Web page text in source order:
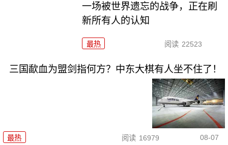
一场被世界遗忘的战争，正在刷
新所有人的认知
最热 阅读 22523
三国歃血为盟剑指何方？中东大棋有人坐不住了！
最热 阅读 16979 08-07